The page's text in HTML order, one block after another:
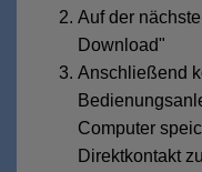
Auf der
Download"
Anschließend
Computer
Direktkontakt